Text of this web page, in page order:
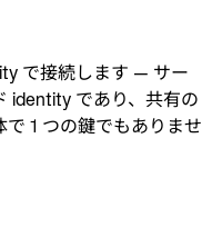
で接続します — サー
identity であり、共有の
1 つの鍵でもありませ